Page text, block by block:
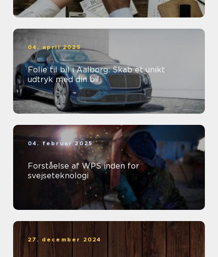
04. april 2025
Folie til bil i Aalborg: Skab et unikt
udtryk med din bil
04. februar 2025
Forståelse af WPS inden for
svejseteknologi
27. december 2024